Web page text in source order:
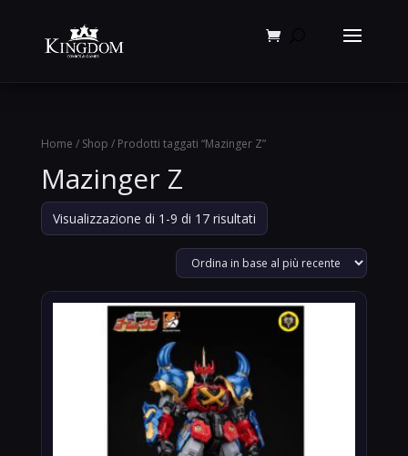
Home / Shop / Prodotti taggati “Mazinger Z”
Mazinger Z
Visualizzazione di 1-9 di 17 risultatiOrdina
in
base
al
più
recente